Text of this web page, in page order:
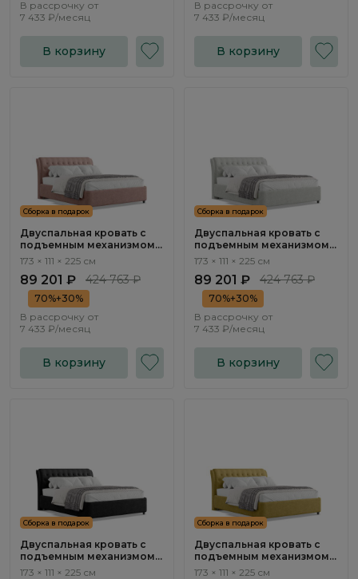
В рассрочку от
7 433 ₽/месяц
В корзину
В рассрочку от
7 433 ₽/месяц
В корзину
Сборка в подарок
Двуспальная кровать с
подъемным механизмом
Флорина / Florina
173 × 111 × 225 см
89 201 ₽ 424 763 ₽
70%+30%
В рассрочку от
7 433 ₽/месяц
В корзину
Сборка в подарок
Двуспальная кровать с
подъемным механизмом
Флорина / Florina
173 × 111 × 225 см
89 201 ₽ 424 763 ₽
70%+30%
В рассрочку от
7 433 ₽/месяц
В корзину
Сборка в подарок
Двуспальная кровать с
подъемным механизмом
Флорина / Florina
173 × 111 × 225 см
Сборка в подарок
Двуспальная кровать с
подъемным механизмом
Флорина / Florina
173 × 111 × 225 см